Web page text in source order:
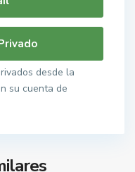
desde la
su cuenta de